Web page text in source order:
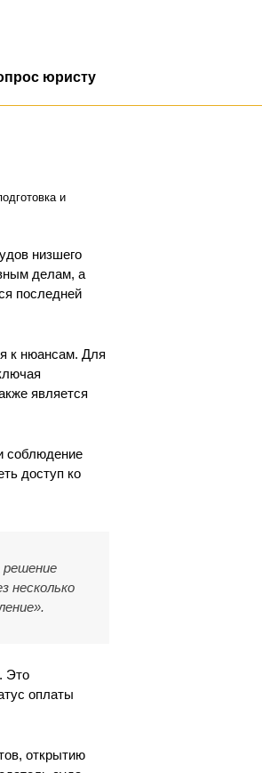
юристу
и
низшего
делам, а
последней
к нюансам. Для
является
соблюдение
доступ ко
решение
несколько
Это
оплаты
открытию